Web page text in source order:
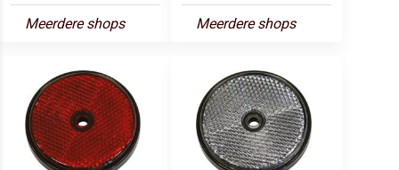
Meerdere shops Meerdere shops